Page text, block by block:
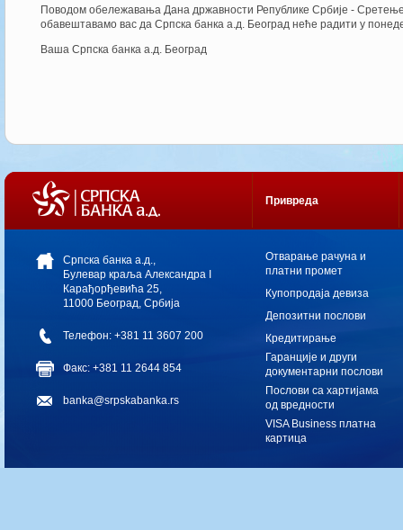
Поводом обележавања Дана државности Републике Србије -
обавештавамо вас да Српска банка а.д. Београд неће радити у
Ваша Српска банка а.д. Београд
Српска банка а.д.,
Булевар краља Александра I
Карађорђевића 25,
11000 Београд, Србија
Телефон: +381 11 3607 200
Факс: +381 11 2644 854
banka@srpskabanka.rs
Привреда
Oтварање рачуна и
платни промет
Купопродаја девиза
Депозитни послови
Кредитирање
Гаранције и други
документарни послови
Послови са хартијама
од вредности
VISA Business платна
картица